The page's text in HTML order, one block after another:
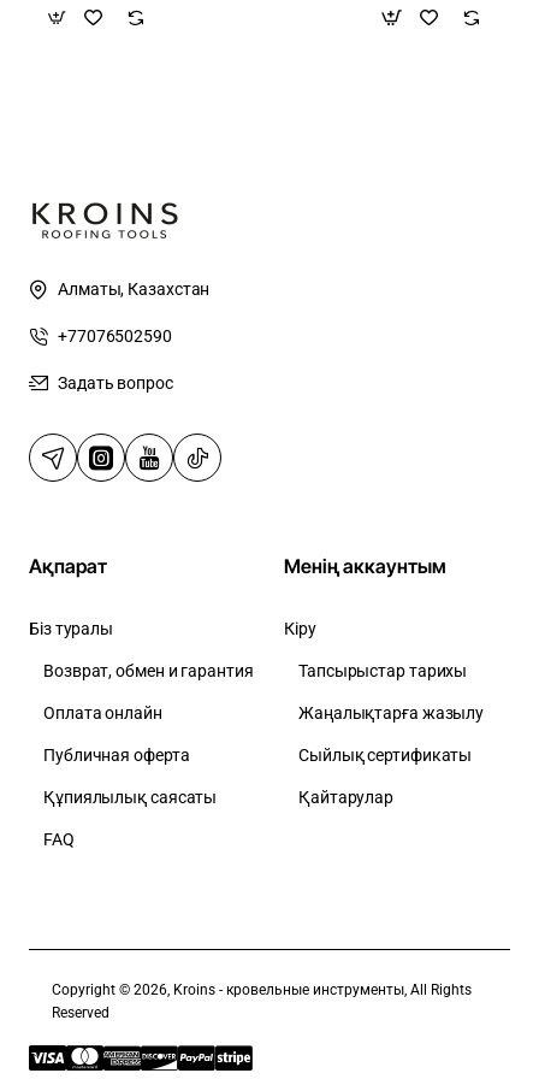
Алматы, Казахстан
+77076502590
Задать вопрос
Ақпарат
Біз туралы
Возврат, обмен и гарантия
Оплата онлайн
Публичная оферта
Құпиялылық саясаты
FAQ
Менің аккаунтым
Кіру
Тапсырыстар тарихы
Жаңалықтарға жазылу
Сыйлық сертификаты
Қайтарулар
Copyright © 2026, Kroins - кровельные инструменты, All Rights
Reserved